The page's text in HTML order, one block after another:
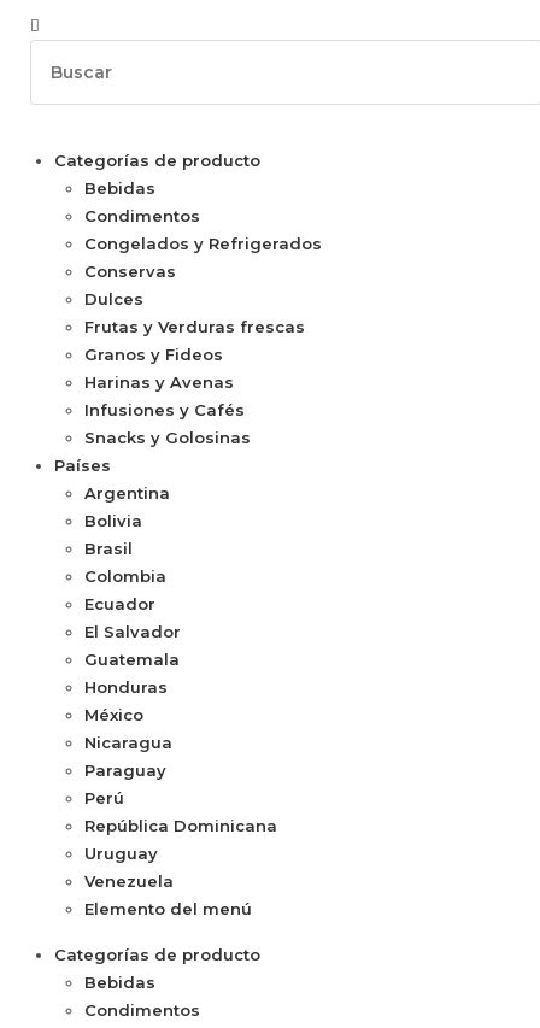
Categorías de producto
Bebidas
Condimentos
Congelados y Refrigerados
Conservas
Dulces
Frutas y Verduras frescas
Granos y Fideos
Harinas y Avenas
Infusiones y Cafés
Snacks y Golosinas
Países
Argentina
Bolivia
Brasil
Colombia
Ecuador
El Salvador
Guatemala
Honduras
México
Nicaragua
Paraguay
Perú
República Dominicana
Uruguay
Venezuela
Elemento del menú
Categorías de producto
Bebidas
Condimentos